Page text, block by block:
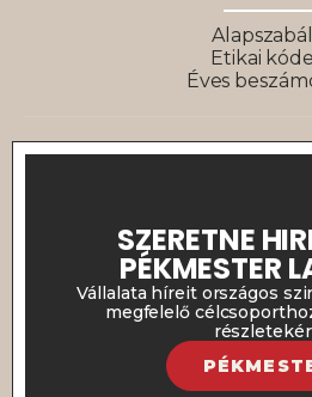
Etikai
Éves
SZERETNE
PÉKMESTER
Vállalata híreit országos
megfelelő